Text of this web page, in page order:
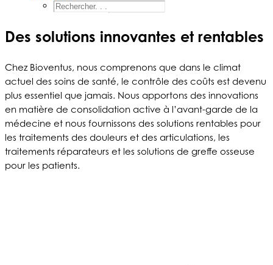
Des solutions innovantes et rentables
Chez Bioventus, nous comprenons que dans le climat
actuel des soins de santé, le contrôle des coûts est devenu
plus essentiel que jamais. Nous apportons des innovations
en matière de consolidation active à l’avant-garde de la
médecine et nous fournissons des solutions rentables pour
les traitements des douleurs et des articulations, les
traitements réparateurs et les solutions de greffe osseuse
pour les patients.